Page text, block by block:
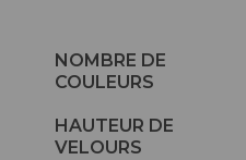
NOMBRE DE
COULEURS
HAUTEUR DE
VELOURS